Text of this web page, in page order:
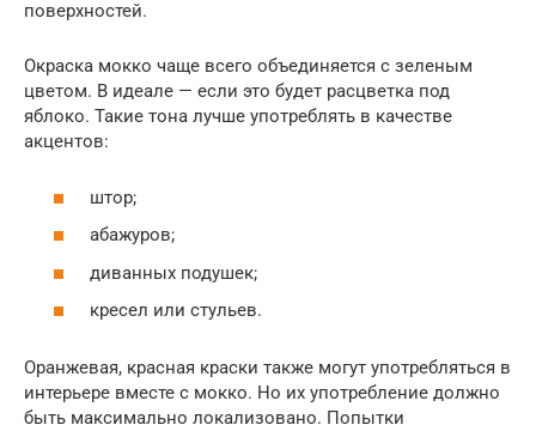
поверхностей.
Окраска мокко чаще всего объединяется с зеленым
цветом. В идеале — если это будет расцветка под
яблоко. Такие тона лучше употреблять в качестве
акцентов:
штор;
абажуров;
диванных подушек;
кресел или стульев.
Оранжевая, красная краски также могут употребляться в
интерьере вместе с мокко. Но их употребление должно
быть максимально локализовано. Попытки